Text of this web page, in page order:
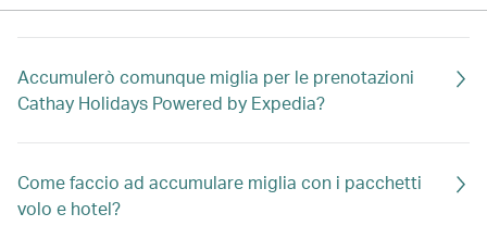
Accumulerò comunque miglia per le prenotazioni
Cathay Holidays Powered by Expedia?
Come faccio ad accumulare miglia con i pacchetti
volo e hotel?